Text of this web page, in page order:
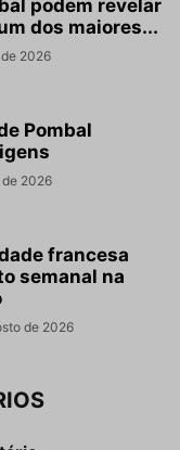
podem revelar
dos maiores...
2026
Pombal
2026
francesa
semanal na
de 2026